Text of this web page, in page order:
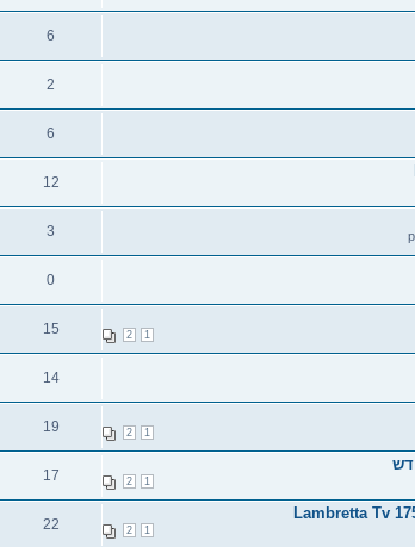
תגובות
6
2
תגובות
6
12
תגובות
3
0
תגובות
1
2
15
14
תגובות
1
2
19
1
2
17
תגובות
1
2
22